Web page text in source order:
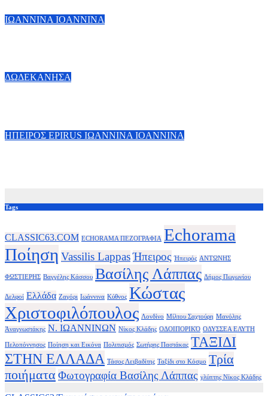
ΙΩΑΝΝΙΝΑ IOANNINA
ΔΩΔΕΚΑΝΗΣΑ
ΗΠΕΙΡΟΣ EPIRUS ΙΩΑΝΝΙΝΑ IOANNINA
Tags
CLASSIC63.COM ECHORAMA ΠΕΖΟΓΡΑΦΙΑ Echorama
Ποίηση Vassilis LappasΉπειρος Ήπειρός ΑΝΤΩΝΗΣ
ΦΩΣΤΙΕΡΗΣ Βαγγέλης Κάσσου Βασίλης Λάππας Δήμος Πωγωνίου
Δελφοί Ελλάδα Ζαγόρι Ιωάννινα Κύθνος Κώστας
Χριστοφιλόπουλος Λονδίνο Μίλτου Σαχτούρη Μανόλης
Ἀναγνωστάκης Ν. ΙΩΑΝΝΙΝΩΝ Νίκος Κλάδης ΟΔΟΙΠΟΡΙΚΌ ΟΔΥΣΣΕΑ ΕΛΥΤΗ
Πελοπόννησος Ποίηση και Εικόνα Πολιτισμός Σωτήρης Παστάκας ΤΑΞΙΔΙ
ΣΤΗΝ ΕΛΛΑΔΑ Τάσος Λειβαδίτης Ταξίδι στο Κόσμο Τρία
ποιήματα Φωτογραφία Βασίλης Λάππας γλύπτης Νίκος Κλάδης